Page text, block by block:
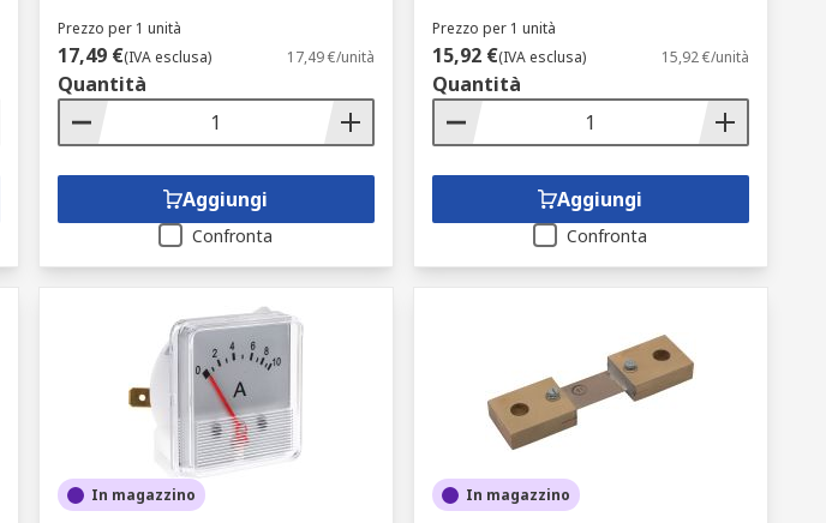
Prezzo per 1 unità
17,49 €(IVA esclusa) 17,49 €/unità
Quantità
Aggiungi
Confronta
Prezzo per 1 unità
15,92 €(IVA esclusa) 15,92 €/unità
Quantità
Aggiungi
Confronta
In magazzino In magazzino